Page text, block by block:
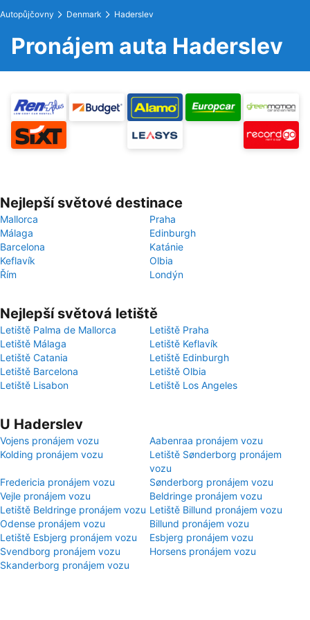
Autopůjčovny Denmark Haderslev
Pronájem auta Haderslev
Nejlepší světové destinace
Mallorca
Praha
Málaga
Edinburgh
Barcelona
Katánie
Keflavík
Olbia
Řím
Londýn
Nejlepší světová letiště
Letiště Palma de Mallorca
Letiště Praha
Letiště Málaga
Letiště Keflavík
Letiště Catania
Letiště Edinburgh
Letiště Barcelona
Letiště Olbia
Letiště Lisabon
Letiště Los Angeles
U Haderslev
Vojens pronájem vozu
Aabenraa pronájem vozu
Kolding pronájem vozu
Letiště Sønderborg pronájem
vozu
Fredericia pronájem vozu
Sønderborg pronájem vozu
Vejle pronájem vozu
Beldringe pronájem vozu
Letiště Beldringe pronájem vozu Letiště Billund pronájem vozu
Odense pronájem vozu
Billund pronájem vozu
Letiště Esbjerg pronájem vozu
Esbjerg pronájem vozu
Svendborg pronájem vozu
Horsens pronájem vozu
Skanderborg pronájem vozu